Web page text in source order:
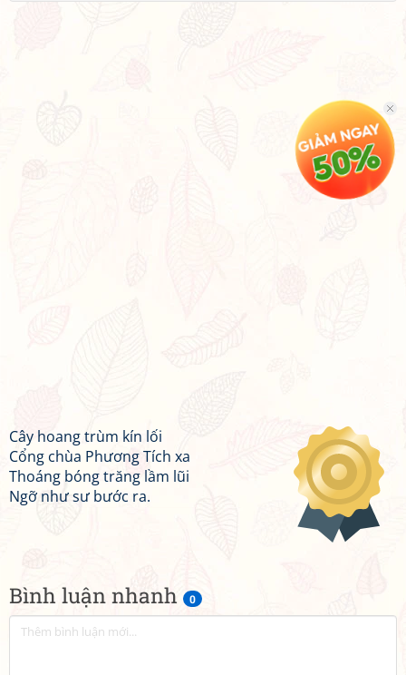
Bình luận nhanh 0
Cây hoang trùm kín lối
Cổng chùa Phương Tích xa
Thoáng bóng trăng lầm lũi
Ngỡ như sư bước ra.